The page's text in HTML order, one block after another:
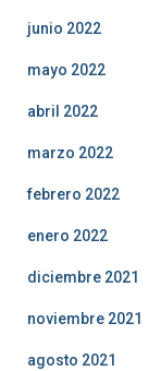
junio 2022
mayo 2022
abril 2022
marzo 2022
febrero 2022
enero 2022
diciembre 2021
noviembre 2021
agosto 2021